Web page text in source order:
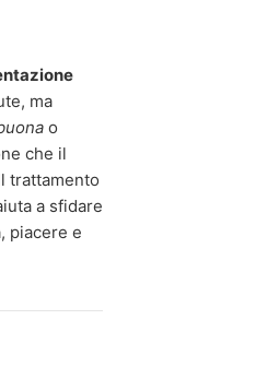
ma
o
che il
trattamento
a sfidare
piacere e